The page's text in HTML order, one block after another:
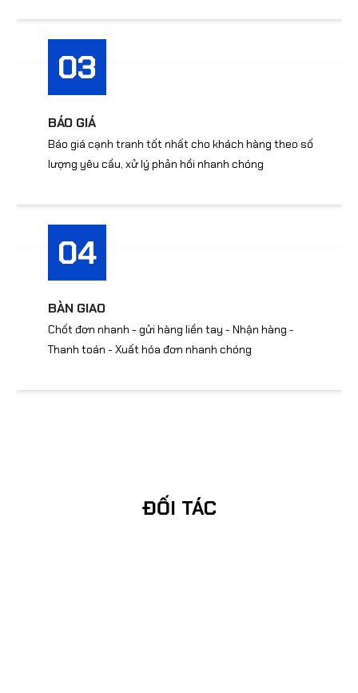
03
BÁO GIÁ
Báo giá cạnh tranh tốt nhất cho khách hàng theo số
lượng yêu cầu, xử lý phản hồi nhanh chóng
04
BÀN GIAO
Chốt đơn nhanh - gửi hàng liền tay - Nhận hàng -
Thanh toán - Xuất hóa đơn nhanh chóng
ĐỐI TÁC